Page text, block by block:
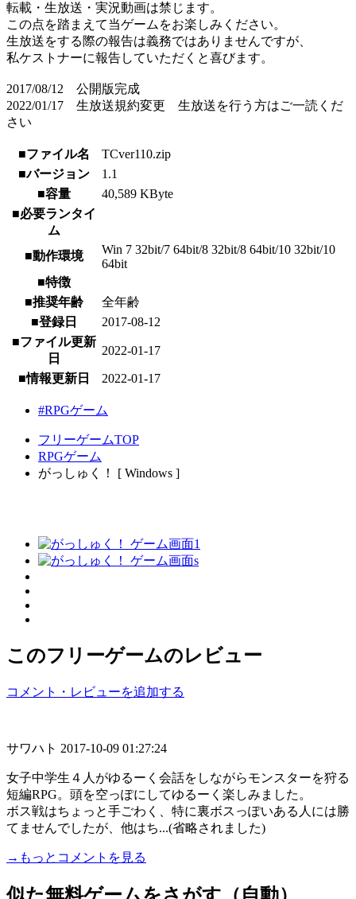
転載・生放送・実況動画は禁じます。
この点を踏まえて当ゲームをお楽しみください。
生放送をする際の報告は義務ではありませんですが、
私ケストナーに報告していただくと喜びます。
2017/08/12 公開版完成
2022/01/17 生放送規約変更 生放送を行う方はご一読くだ
さい
■ファイル名
TCver110.zip
■バージョン
1.1
■容量
40,589 KByte
■必要ランタイ
ム
■動作環境
Win 7 32bit/7 64bit/8 32bit/8 64bit/10 32bit/10
64bit
■特徴
■推奨年齢
全年齢
■登録日
2017-08-12
■ファイル更新
日
2022-01-17
■情報更新日 2022-01-17
#RPGゲーム
フリーゲームTOP
RPGゲーム
がっしゅく！ [ Windows ]
このフリーゲームのレビュー
コメント・レビューを追加する
サワハト 2017-10-09 01:27:24
女子中学生４人がゆるーく会話をしながらモンスターを狩る
短編RPG。頭を空っぽにしてゆるーく楽しみました。
ボス戦はちょっと手ごわく、特に裏ボスっぽいある人には勝
てませんでしたが、他はち...(省略されました)
→もっとコメントを見る
似た無料ゲームをさがす（自動）